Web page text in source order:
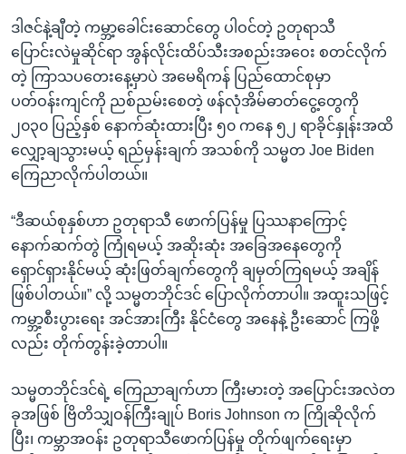
နေရာ
ကျော်
ဒါဇင်နဲ့ချီတဲ့ ကမ္ဘာ့ခေါင်းဆောင်တွေ ပါဝင်တဲ့ ဥတုရာသီ
ပြောင်းလဲမှုဆိုင်ရာ အွန်လိုင်းထိပ်သီးအစည်းအဝေး စတင်လိုက်
တဲ့ ကြာသပတေးနေ့မှာပဲ အမေရိကန် ပြည်ထောင်စုမှာ
ပတ်ဝန်းကျင်ကို ညစ်ညမ်းစေတဲ့ ဖန်လုံအိမ်ဓာတ်ငွေ့တွေကို
၂၀၃၀ ပြည့်နှစ် နောက်ဆုံးထားပြီး ၅၀ ကနေ ၅၂ ရာခိုင်နှုန်းအထိ
လျှော့ချသွားမယ့် ရည်မှန်းချက် အသစ်ကို သမ္မတ Joe Biden
ကြေညာလိုက်ပါတယ်။
“ဒီဆယ်စုနှစ်ဟာ ဥတုရာသီ ဖောက်ပြန်မှု ပြဿနာကြောင့်
နောက်ဆက်တွဲ ကြုံရမယ့် အဆိုးဆုံး အခြေအနေတွေကို
ရှောင်ရှားနိုင်မယ့် ဆုံးဖြတ်ချက်တွေကို ချမှတ်ကြရမယ့် အချိန်
ဖြစ်ပါတယ်။” လို့ သမ္မတဘိုင်ဒင် ပြောလိုက်တာပါ။ အထူးသဖြင့်
ကမ္ဘာ့စီးပွားရေး အင်အားကြီး နိုင်ငံတွေ အနေနဲ့ ဦးဆောင် ကြဖို့
လည်း တိုက်တွန်းခဲ့တာပါ။
သမ္မတဘိုင်ဒင်ရဲ့ ကြေညာချက်ဟာ ကြီးမားတဲ့ အပြောင်းအလဲတ
ခုအဖြစ် ဗြိတိသျှဝန်ကြီးချုပ် Boris Johnson က ကြိုဆိုလိုက်
ပြီး၊ ကမ္ဘာအဝန်း ဥတုရာသီဖောက်ပြန်မှု တိုက်ဖျက်ရေးမှာ